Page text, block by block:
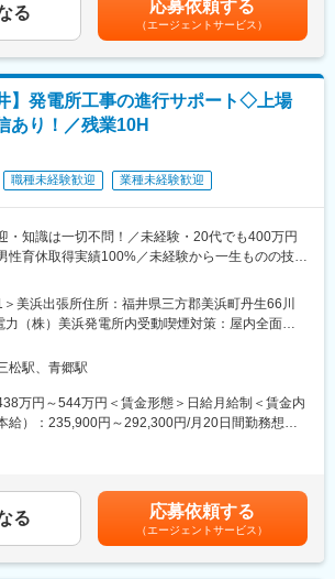
ーフォロー
足
部門等に相談・同行等のサポートをしてもらいな
ずつ身に着けて頂きます。
物等の消耗品交換やスライドの詰まり除去など簡
します。専門的な修理はサービス対応部門等に依
です。
係性を築ける方は活躍が期待されます。
スライサー、ミンチ機、真空包装機など）
とする食品工場ほか、スーパーや飲食店、精肉店
存のお客様を担当頂きます。
ますがノルマはなく、修理の際に適切に交換部品
命をみて新製品を提案できれば達成できる目標と
＋有給5日の義務取得、加えて複数の特別休暇をご
すので、メリハリのある就業が可能です。
び出し
1回（4月）■賞与：年2回（7月、12月）※営業職の
し残業（固定残業）代を支給・10時間でも20時間
あくまでも目安の金額であり、選考を通じて上下
ります。月給(月額)は固定手当を含めた表記です。
る 応募依頼する
（エージェントサービス）
】発電所工事の進行サポート◇上場
あり！／残業10H
職種未経験歓迎 業種未経験歓迎
・知識は一切不問！／未経験・20代でも400万円
性育休取得実績100%／未経験から一生ものの技術
制★
会人経験が浅い方も多数活躍中！
ら仕事の流れまで、基礎から丁寧に教育
識や業界経験は一切不問！
！◎
＞美浜出張所住所：福井県三方郡美浜町丹生66川
力（株）美浜発電所内受動喫煙対策：屋内全面禁
2＞大飯出張所住所：福井県大飯郡おおい町大島
)大飯発電所内受動喫煙対策：屋内全面禁煙＜勤
電所内受動喫煙対策：屋内全面禁煙
松駅、青郷駅
万円～544万円＜賃金形態＞日給月給制＜賃金内
給）：235,900円～292,300円/月20日間勤務想定
選考を通じて上下する可能性があります。月給(月
含めた表記です。
る 応募依頼する
（エージェントサービス）